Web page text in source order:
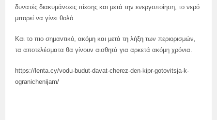
δυνατές διακυμάνσεις πίεσης και μετά την ενεργοποίηση, το νερό
μπορεί να γίνει θολό.
Και το πιο σημαντικό, ακόμη και μετά τη λήξη των περιορισμών,
τα αποτελέσματα θα γίνουν αισθητά για αρκετά ακόμη χρόνια.
https://lenta.cy/vodu-budut-davat-cherez-den-kipr-gotovitsja-k-
ogranichenijam/